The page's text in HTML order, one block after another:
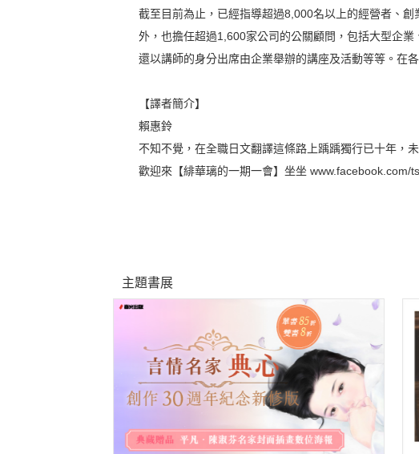
截至目前為止，已經指導超過8,000名以上的經營者、
外，也擔任超過1,600家公司的公關顧問，包括大型企
還以講師的身分出席由企業舉辦的講座及活動等等。在
【譯者簡介】
賴惠鈴
不知不覺，在全職日文翻譯這條路上踽踽獨行已十年，
歡迎來【緋華璃的一期一會】坐坐 www.facebook.com/
主題書展